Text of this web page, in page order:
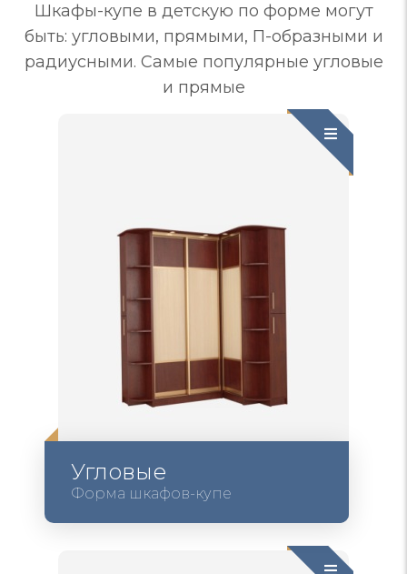
Шкафы-купе в детскую по форме могут
быть: угловыми, прямыми, П-образными и
радиусными. Самые популярные угловые
и прямые
Угловые
Форма шкафов-купе